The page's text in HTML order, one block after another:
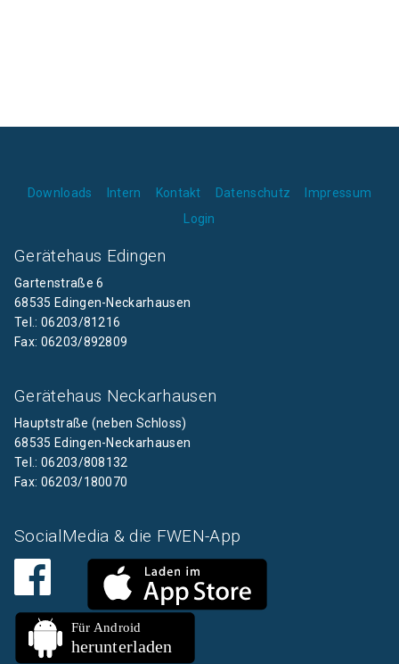
Downloads Intern Kontakt Datenschutz
Impressum
Login
Gerätehaus Edingen
Gartenstraße 6
68535 Edingen-Neckarhausen
Tel.: 06203/81216
Fax: 06203/892809
Gerätehaus Neckarhausen
Hauptstraße (neben Schloss)
68535 Edingen-Neckarhausen
Tel.: 06203/808132
Fax: 06203/180070
SocialMedia & die FWEN-App